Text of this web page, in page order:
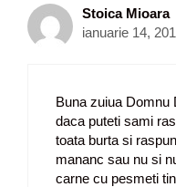
t
Stoica Mioara
ianuarie 14,
Buna zuiua Domnu
daca puteti sami
toata burta si
mananc sau nu si
carne cu pesmeti